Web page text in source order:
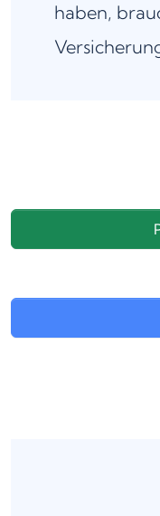
haben,